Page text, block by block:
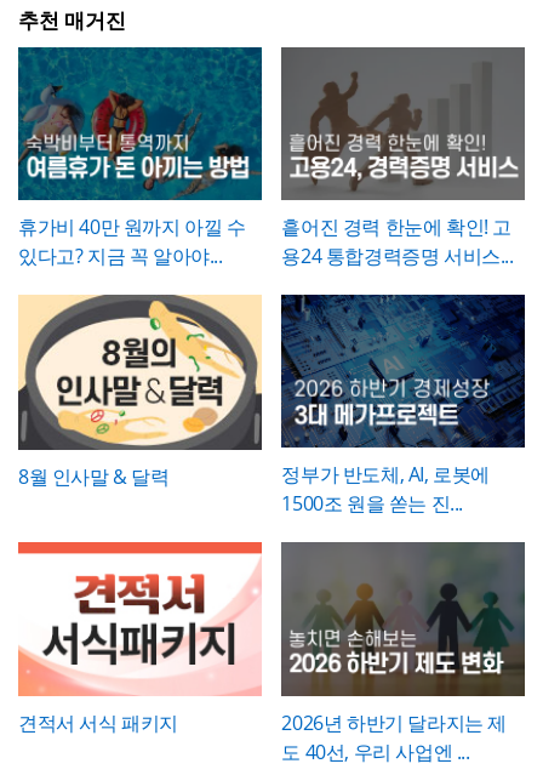
랍니다. 하자여부는 실제 현장 점검 결과에 따
용을 구체적으로 기재해 향후 보수 책임의 근
거로 삼을 수 있도록 하는 것이 좋습니다. 마
지막으로 발주처와 시공사 양측의 서명은 실
제 현장 검수에 참여한 담당자가 직접 하도록
하여, 이 확인서가 형식적 서류가 아니라 실질
적인 검증을 거친 문서로서의 효력을 갖도록
관리하시기 바랍니다.
측면에서도 함께 검토
💡 작성 팁
개선 계획서는 현황과 문제점을 최대한 구체
적인 수치로 제시하는 것이 설득력의 핵심
입
니다. "노후화되었다", "느리다"처럼 막연한
표현 대신 실제 사용연수, 장애 발생 빈도, 소
요 시간 등 정량적 근거를 제시하면 개선의 필
요성이 훨씬 명확하게 전달됩니다. 개선 목표
는 문제점에서 언급한 리스크가 해소되는 방
향으로 구체적으로 서술하고, 기대효과는 가
능한 한 수치화(업무시간 단축 몇 시간, 만족
도 개선 등)해 목표와의 인과관계가 드러나도
록 작성하는 것이 좋습니다.
보를 전달할 수 있도록 디자인되었습니다. 내
지는 깔끔한 그레이 톤으로 정리되어 있어 복
잡한 내용도 가독성 있게 담을 수 있으며, 아
웃도어 광고 마케팅 제안서부터 미디어 매체
소개서, 광고 캠페인 기획안, 브랜드 마케팅
전략서까지 다양한 문서를 보기 쉽게 제작할
수 있습니다. 광고대행사의 옥외광고 매체 소
개, 브랜드의 캠페인 기획 발표, 마케팅 대행
제안, 미디어 플래닝 보고 자료 등 실무에 필
요한 내용을 효과적으로 정리할 수 있으며, 광
광고 업체 등 다양한 분야에서 활용하기 좋습
니다. 특히 임팩트 있고 트렌디한 톤으로 크리
에이티브한 인상을 남겨야 하는 실무자와 기
획자에게 추천하는 템플릿입니다.
케팅 대행 제안서 등으로 다양하게 활용할 수
있습니다.
▪️ 다이어그램 페이지를 활용하면 캠페인 진행
프로세스, 매체 집행 일정, 성과 지표 등을 한
눈에 보기 쉽게 정리할 수 있습니다.
▪️ 문구와 이미지 교체만으로 옥외광고 매체 제
안서, 브랜드 마케팅 전략서, 광고 실적 보고
자료 등 다양한 주제로 응용 가능합니다.
▪️ 블랙&라임그린의 강렬한 컬러 대비 덕분에
발표 자료를 만들 때 감각적이고 임팩트 있는
인상을 남길 수 있습니다.
* 해당 템플릿에 사용된 폰트는 [ Cafe24 PRO
Slim Max ] 입니다.
폰트가 없을 경우 기본 폰트로 보입니다.
* 폰트는 따로 제공되지 않으므로 다운로드
파워포인트 > 배경템플릿 > 비즈니스/금융
배경템플릿 12P
추천 매거진
휴가비 40만 원까지 아낄 수
있다고? 지금 꼭 알아야...
흩어진 경력 한눈에 확인! 고
용24 통합경력증명 서비스...
8월 인사말 & 달력
정부가 반도체, AI, 로봇에
1500조 원을 쏟는 진...
견적서 서식 패키지
2026년 하반기 달라지는 제
도 40선, 우리 사업엔 ...